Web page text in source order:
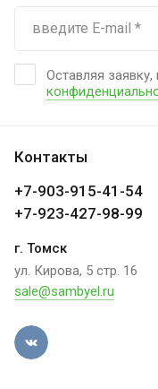
Оставляя
Контакты
+7-903-915-41-54
+7-923-427-98-99
г. Томск
ул. Кирова, 5 стр. 16
sale@sambyel.ru